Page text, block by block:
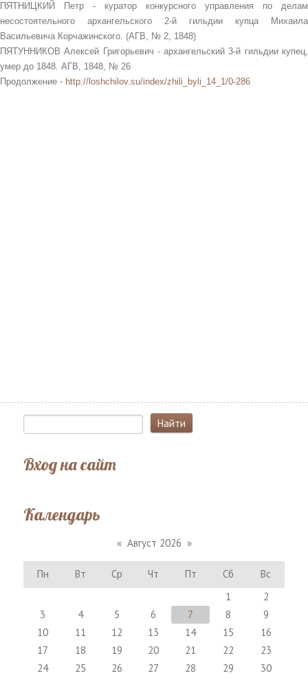
ПЯТНИЦКИЙ Петр - куратор конкурсного управления по делам
несостоятельного архангельского 2-й гильдии купца Михаила
Васильевича Корчажинского. (АГВ, № 2, 1848)
ПЯТУННИКОВ Алексей Григорьевич - архангельский 3-й гильдии купец,
умер до 1848. АГВ, 1848, № 26
Продолжение - http://loshchilov.su/index/zhili_byli_14_1/0-286
Вход на сайт
Календарь
« Август 2026 »
Пн Вт Ср Чт Пт Сб
Вс
1
2
3
4 5 6 7 8
9
10
11 12 13 14 15
16
17
18 19 20 21 22
23
24
25 26 27 28 29
30